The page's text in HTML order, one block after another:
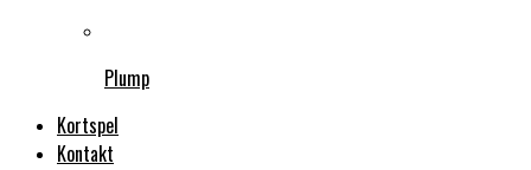
Plump
Kortspel
Kontakt